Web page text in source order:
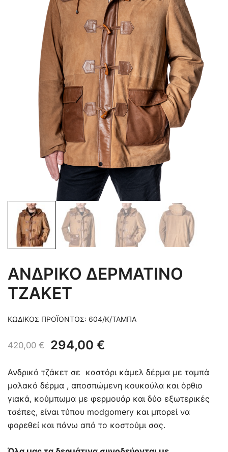
ΑΝΔΡΙΚΟ ΔΕΡΜΑΤΙΝΟ
ΤΖΑΚΕΤ
ΚΩΔΙΚΌΣ ΠΡΟΪΌΝΤΟΣ: 604/Κ/ΤΑΜΠΑ
420,00€
Original
price
was:
420,00 €.
294,00 €
τρέχουσα
τιμή
είναι:
294,00 €.
Ανδρικό τζάκετ σε καστόρι κάμελ δέρμα με ταμπά
μαλακό δέρμα , αποσπώμενη κουκούλα και όρθιο
γιακά, κούμπωμα με φερμουάρ και δύο εξωτερικές
τσέπες, είναι τύπου modgomery και μπορεί να
φορεθεί και πάνω από το κοστούμι σας.